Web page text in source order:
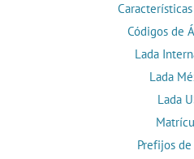
Códigos de
Lada
Lada
Lada
Prefijos